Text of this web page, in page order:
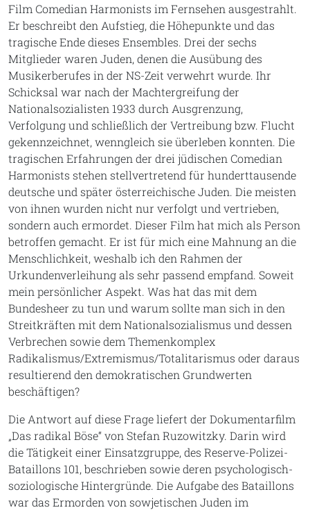
Film Comedian Harmonists im Fernsehen ausgestrahlt.
Er beschreibt den Aufstieg, die Höhepunkte und das
tragische Ende dieses Ensembles. Drei der sechs
Mitglieder waren Juden, denen die Ausübung des
Musikerberufes in der NS-Zeit verwehrt wurde. Ihr
Schicksal war nach der Machtergreifung der
Nationalsozialisten 1933 durch Ausgrenzung,
Verfolgung und schließlich der Vertreibung bzw. Flucht
gekennzeichnet, wenngleich sie überleben konnten. Die
tragischen Erfahrungen der drei jüdischen Comedian
Harmonists stehen stellvertretend für hunderttausende
deutsche und später österreichische Juden. Die meisten
von ihnen wurden nicht nur verfolgt und vertrieben,
sondern auch ermordet. Dieser Film hat mich als Person
betroffen gemacht. Er ist für mich eine Mahnung an die
Menschlichkeit, weshalb ich den Rahmen der
Urkundenverleihung als sehr passend empfand. Soweit
mein persönlicher Aspekt. Was hat das mit dem
Bundesheer zu tun und warum sollte man sich in den
Streitkräften mit dem Nationalsozialismus und dessen
Verbrechen sowie dem Themenkomplex
Radikalismus/Extremismus/Totalitarismus oder daraus
resultierend den demokratischen Grundwerten
beschäftigen?
Die Antwort auf diese Frage liefert der Dokumentarfilm
„Das radikal Böse“ von Stefan Ruzowitzky. Darin wird
die Tätigkeit einer Einsatzgruppe, des Reserve-Polizei-
Bataillons 101, beschrieben sowie deren psychologisch-
soziologische Hintergründe. Die Aufgabe des Bataillons
war das Ermorden von sowjetischen Juden im